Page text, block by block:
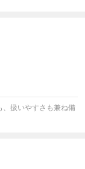
、扱いやすさも兼ね備